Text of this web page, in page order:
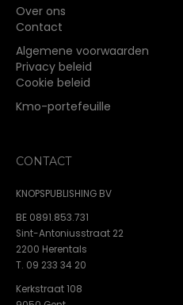
Over ons
Contact
Algemene voorwaarden
Privacy beleid
Cookie beleid
Kmo-portefeuille
CONTACT
KNOPSPUBLISHING BV
BE 0891.853.731
Sint-Antoniusstraat 22
2200 Herentals
T. 09 233 34 20
Kerkstraat 108